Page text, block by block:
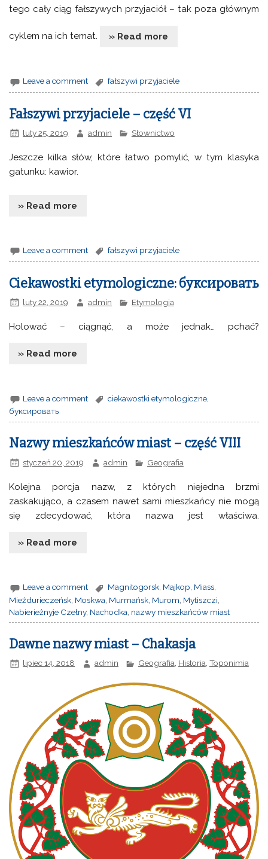
tego cały ciąg fałszywych przyjaciół – tak poza głównym
cyklem na ich temat. » Read more
Leave a comment fałszywi przyjaciele
Fałszywi przyjaciele – część VI
luty 25, 2019 admin Słownictwo
Jeszcze kilka słów, które łatwo pomylić, w tym klasyka
gatunku: kawior.
» Read more
Leave a comment fałszywi przyjaciele
Ciekawostki etymologiczne: буксировать
luty 22, 2019 admin Etymologia
Holować – ciągnąć, a może jednak… pchać?
» Read more
Leave a comment ciekawostki etymologiczne
буксировать
Nazwy mieszkańców miast – część VIII
styczeń 20, 2019 admin Geografia
Kolejna porcja nazw, z których niejedna brzmi
zaskakująco, a czasem nawet sami mieszkańcy nie mogą
się zdecydować, która nazwa jest właściwa.
» Read more
Leave a comment Magnitogorsk, Majkop, Miass,
Mieżdurieczeńsk Moskwa Murmańsk Murom Mytiszczi
Nabierieżnyje Czełny, Nachodka nazwy mieszkańców miast
Dawne nazwy miast – Chakasja
lipiec 14, 2018 admin Geografia, Historia, Toponimia